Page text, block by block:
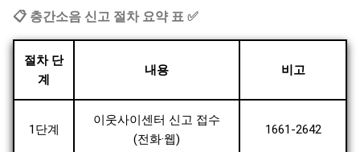
📋 층간소음 신고 절차 요약 표 ✅
절차 단
계
내용 비고
1단계
이웃사이센터 신고 접수
(전화·웹)
1661-2642